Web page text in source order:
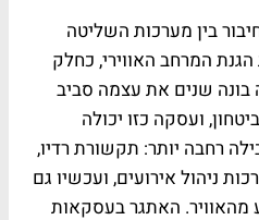
בין מערכות השליטה
המרחב האווירי, כחלק
שנים את עצמה סביב
ועסקה כזו יכולה
רחבה יותר: תקשורת רדיו,
ניהול אירועים, ועכשיו גם
האתגר בעסקאות